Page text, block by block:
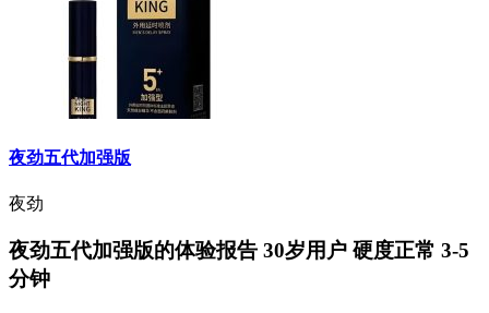
夜劲五代加强版
夜劲
夜劲五代加强版的体验报告 30岁用户 硬度正常 3-5
分钟